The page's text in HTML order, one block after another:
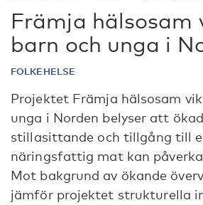
Främja hälsosam
barn och unga i
FOLKEHELSE
Projektet Främja hälsosam
unga i Norden belyser att
stillasittande och tillgång till
näringsfattig mat kan
Mot bakgrund av ökande
jämför projektet strukturella